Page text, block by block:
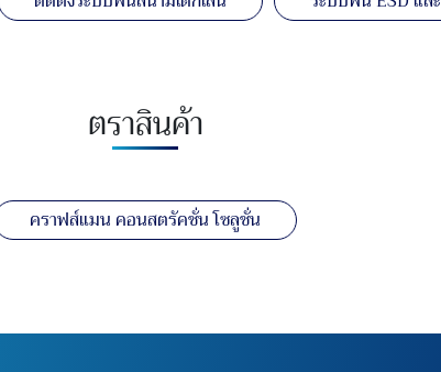
ตราสินค้า
คราฟส์แมน คอนสตรัคชั่น โซลูชั่น